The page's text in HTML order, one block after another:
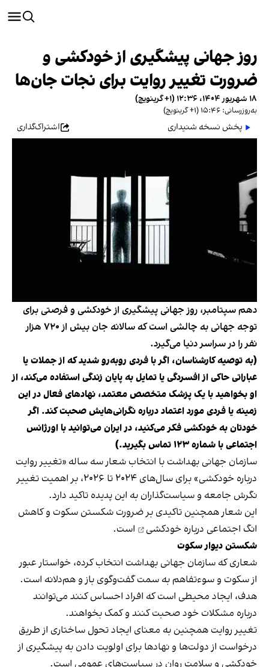
روز جهانی پیشگیری از خودکشی و
ضرورت تغییر روایت برای نجات جان‌ها
۱۸ شهریور ۱۴۰۴، ۱۲:۳۶ (‎+۱ گرینویچ)
به‌روزرسانی: ۱۵:۴۶ (‎+۱ گرینویچ)
پخش نسخه شنیداری اشتراک‌گذاری
دهم سپتامبر، روز جهانی پیشگیری از خودکشی و فرصتی برای
توجه جهانی به چالشی است که سالانه جان بیش از ۷۲۰ هزار
نفر را در سراسر دنیا می‌گیرد.
(به توصیه کارشناسان، اگر با فردی روبه‌رو شدید که از جملات یا
عباراتی حاکی از افسردگی یا تمایل به پایان زندگی استفاده می‌کند، از
او بخواهید با یک پزشک متخصص معتمد، نهادهای فعال در این
زمینه یا فردی مورد اعتماد درباره نگرانی‌هایش صحبت کند. اگر
خودتان به خودکشی فکر می‌کنید، در ایران می‌توانید با اورژانس
اجتماعی با شماره ۱۲۳ تماس بگیرید.)
سازمان جهانی بهداشت با انتخاب شعار سه ساله «تغییر روایت
درباره خودکشی» برای سال‌های ۲۰۲۴ تا ۲۰۲۶، بر اهمیت تغییر
نگرش جامعه و سیاست‌گذاران به این پدیده تاکید دارد.
این شعار همچنین تاکیدی بر ضرورت شکستن سکوت و کاهش
انگ اجتماعی درباره خودکشی
است.
شکستن دیوار سکوت
شعاری که سازمان جهانی بهداشت انتخاب کرده، خواستار عبور
از سکوت و سوءتفاهم به سمت گفت‌وگوی باز و هم‌دلانه است.
هدف، ایجاد محیطی است که افراد احساس کنند می‌توانند
درباره مشکلات خود صحبت کنند و کمک بخواهند.
تغییر روایت همچنین به معنای ایجاد تحول ساختاری از طریق
درخواست از دولت‌ها و نهادها برای اولویت دادن به پیشگیری از
خودکشی و سلامت روان در سیاست‌های عمومی است.